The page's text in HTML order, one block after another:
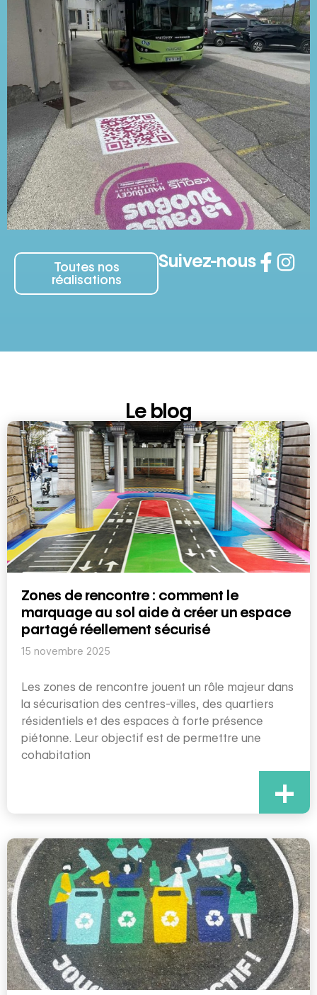
Toutes nos
réalisations
Suivez-nous
Le blog
Zones de rencontre : comment le
marquage au sol aide à créer un espace
partagé réellement sécurisé
15 novembre 2025
Les zones de rencontre jouent un rôle majeur dans
la sécurisation des centres-villes, des quartiers
résidentiels et des espaces à forte présence
piétonne. Leur objectif est de permettre une
cohabitation
+